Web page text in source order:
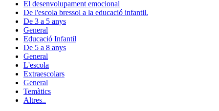
El desenvolupament emocional
De l'escola bressol a la educació infantil.
De 3 a 5 anys
General
Educació Infantil
De 5 a 8 anys
General
L'escola
Extraescolars
General
Temàtics
Altres..